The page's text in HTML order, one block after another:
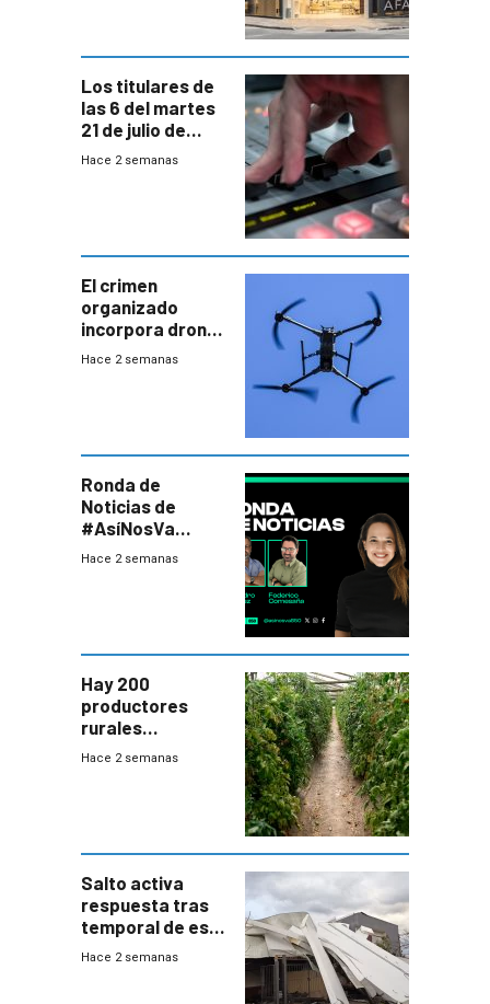
Los titulares de
las 6 del martes
21 de julio de
2026
Hace 2 semanas
El crimen
organizado
incorpora drones
y abre un nuevo
Hace 2 semanas
Ronda de
Noticias de
#AsíNosVa
(20/7/26)
Hace 2 semanas
Hay 200
productores
rurales
afectados tras
Hace 2 semanas
Salto activa
respuesta tras
temporal de este
sábado con
Hace 2 semanas